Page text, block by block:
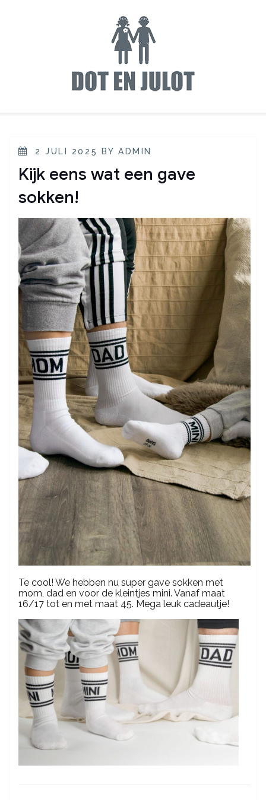
2 JULI 2025 BYADMIN
Kijk eens wat een gave
sokken!
Te cool! We hebben nu super gave sokken met
mom, dad en voor de kleintjes mini. Vanaf maat
16/17 tot en met maat 45. Mega leuk cadeautje!